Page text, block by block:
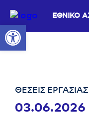
Ανοίξτε τη γραμμή εργαλείων
ΕΘΝΙΚΟ
ΘΕΣΕΙΣ ΕΡΓΑΣΙΑΣ
03.06.2026